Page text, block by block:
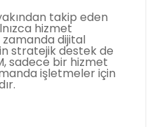
takip eden
hizmet
zamanda dijital
stratejik destek de
sadece bir hizmet
işletmeler için